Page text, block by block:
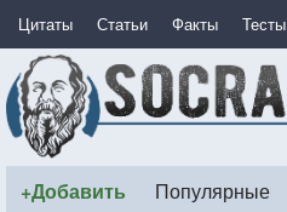
Цитаты Статьи Факты Тесты
+Добавить Популярные